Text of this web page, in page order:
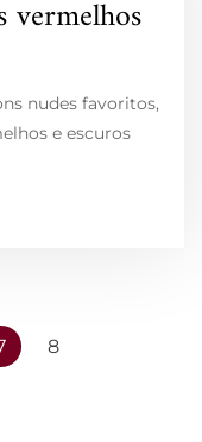
nudes favoritos,
e escuros
8